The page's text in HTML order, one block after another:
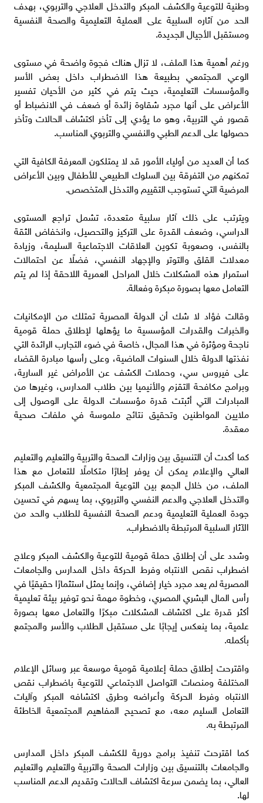
وطنية للتوعية والكشف المبكر والتدخل العلاجي والتربوي، بهدف
الحد من آثاره السلبية على العملية التعليمية والصحة النفسية
ومستقبل الأجيال الجديدة.
ورغم أهمية هذا الملف، لا تزال هناك فجوة واضحة في مستوى
الوعي المجتمعي بطبيعة هذا الاضطراب داخل بعض الأسر
والمؤسسات التعليمية، حيث يتم في كثير من الأحيان تفسير
الأعراض على أنها مجرد شقاوة زائدة أو ضعف في الانضباط أو
قصور في التربية، وهو ما يؤدي إلى تأخر اكتشاف الحالات وتأخر
حصولها على الدعم الطبي والنفسي والتربوي المناسب.
كما أن العديد من أولياء الأمور قد لا يمتلكون المعرفة الكافية التي
تمكنهم من التفرقة بين السلوك الطبيعي للأطفال وبين الأعراض
المرضية التي تستوجب التقييم والتدخل المتخصص.
ويترتب على ذلك آثار سلبية متعددة، تشمل تراجع المستوى
الدراسي، وضعف القدرة على التركيز والتحصيل، وانخفاض الثقة
بالنفس، وصعوبة تكوين العلاقات الاجتماعية السليمة، وزيادة
معدلات القلق والتوتر والإجهاد النفسي، فضلًا عن احتمالات
استمرار هذه المشكلات خلال المراحل العمرية اللاحقة إذا لم يتم
التعامل معها بصورة مبكرة وفعالة.
وقالت فؤاد لا شك أن الدولة المصرية تمتلك من الإمكانيات
والخبرات والقدرات المؤسسية ما يؤهلها لإطلاق حملة قومية
ناجحة ومؤثرة في هذا المجال، خاصة في ضوء التجارب الرائدة التي
نفذتها الدولة خلال السنوات الماضية، وعلى رأسها مبادرة القضاء
على فيروس سي، وحملات الكشف عن الأمراض غير السارية،
وبرامج مكافحة التقزم والأنيميا بين طلاب المدارس، وغيرها من
المبادرات التي أثبتت قدرة مؤسسات الدولة على الوصول إلى
ملايين المواطنين وتحقيق نتائج ملموسة في ملفات صحية
معقدة.
كما أكدت أن التنسيق بين وزارات الصحة والتربية والتعليم والتعليم
العالي والإعلام يمكن أن يوفر إطارًا متكاملًا للتعامل مع هذا
الملف، من خلال الجمع بين التوعية المجتمعية والكشف المبكر
والتدخل العلاجي والدعم النفسي والتربوي، بما يسهم في تحسين
جودة العملية التعليمية ودعم الصحة النفسية للطلاب والحد من
الآثار السلبية المرتبطة بالاضطراب.
وشدد على أن إطلاق حملة قومية للتوعية والكشف المبكر وعلاج
اضطراب نقص الانتباه وفرط الحركة داخل المدارس والجامعات
المصرية لم يعد مجرد خيار إضافي، وإنما يمثل استثمارًا حقيقيًا في
رأس المال البشري المصري، وخطوة مهمة نحو توفير بيئة تعليمية
أكثر قدرة على اكتشاف المشكلات مبكرًا والتعامل معها بصورة
علمية، بما ينعكس إيجابًا على مستقبل الطلاب والأسر والمجتمع
بأكمله.
واقترحت إطلاق حملة إعلامية قومية موسعة عبر وسائل الإعلام
المختلفة ومنصات التواصل الاجتماعي للتوعية باضطراب نقص
الانتباه وفرط الحركة وأعراضه وطرق اكتشافه المبكر وآليات
التعامل السليم معه، مع تصحيح المفاهيم المجتمعية الخاطئة
المرتبطة به.
كما اقترحت تنفيذ برامج دورية للكشف المبكر داخل المدارس
والجامعات بالتنسيق بين وزارات الصحة والتربية والتعليم والتعليم
العالي، بما يضمن سرعة اكتشاف الحالات وتقديم الدعم المناسب
لها.